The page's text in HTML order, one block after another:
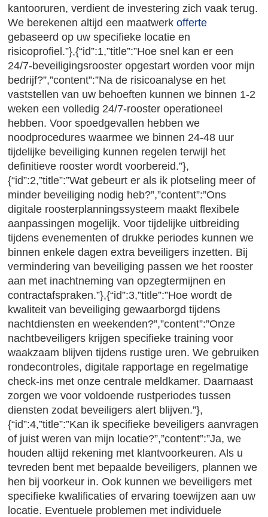
kantooruren, verdient de investering zich vaak terug.
We berekenen altijd een maatwerkofferte
gebaseerd op uw specifieke locatie en
risicoprofiel.”},{“id”:1,”title”:”Hoe snel kan er een
24/7-beveiligingsrooster opgestart worden voor mijn
bedrijf?”,”content”:”Na de risicoanalyse en het
vaststellen van uw behoeften kunnen we binnen 1-2
weken een volledig 24/7-rooster operationeel
hebben. Voor spoedgevallen hebben we
noodprocedures waarmee we binnen 24-48 uur
tijdelijke beveiliging kunnen regelen terwijl het
definitieve rooster wordt voorbereid.”},
{“id”:2,”title”:”Wat gebeurt er als ik plotseling meer of
minder beveiliging nodig heb?”,”content”:”Ons
digitale roosterplanningssysteem maakt flexibele
aanpassingen mogelijk. Voor tijdelijke uitbreiding
tijdens evenementen of drukke periodes kunnen we
binnen enkele dagen extra beveiligers inzetten. Bij
vermindering van beveiliging passen we het rooster
aan met inachtneming van opzegtermijnen en
contractafspraken.”},{“id”:3,”title”:”Hoe wordt de
kwaliteit van beveiliging gewaarborgd tijdens
nachtdiensten en weekenden?”,”content”:”Onze
nachtbeveiligers krijgen specifieke training voor
waakzaam blijven tijdens rustige uren. We gebruiken
rondecontroles, digitale rapportage en regelmatige
check-ins met onze centrale meldkamer. Daarnaast
zorgen we voor voldoende rustperiodes tussen
diensten zodat beveiligers alert blijven.”},
{“id”:4,”title”:”Kan ik specifieke beveiligers aanvragen
of juist weren van mijn locatie?”,”content”:”Ja, we
houden altijd rekening met klantvoorkeuren. Als u
tevreden bent met bepaalde beveiligers, plannen we
hen bij voorkeur in. Ook kunnen we beveiligers met
specifieke kwalificaties of ervaring toewijzen aan uw
locatie. Eventuele problemen met individuele